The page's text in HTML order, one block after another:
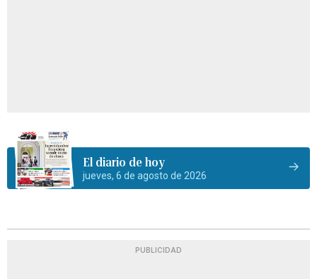
El diario de hoy
jueves, 6 de agosto de 2026
PUBLICIDAD